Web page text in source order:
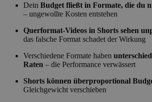
Dein Budget fließt in Formate, die du
– ungewollte Kosten entstehen
Querformat-Videos in Shorts sehen
das falsche Format schadet der Wirkung
Verschiedene Formate haben
Raten – die Performance verwässert
Shorts können überproportional
Gleichgewicht verschieben